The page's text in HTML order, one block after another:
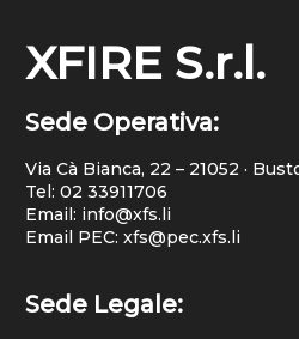
XFIRE S.r.l.
Sede Operativa:
Via Cà Bianca, 22 – 21052 ·
Tel: 02 33911706
Email: info@xfs.li
Email PEC: xfs@pec.xfs.li
Sede Legale: